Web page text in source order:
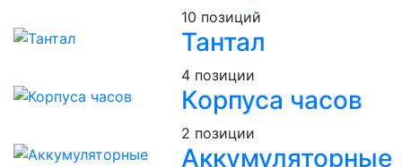
10 позиций
Тантал
4 позиции
Корпуса часов
2 позиции
Аккумуляторные